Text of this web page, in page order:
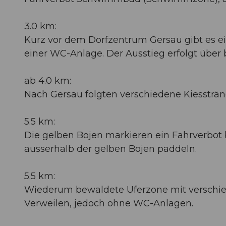
3.0 km:
Kurz vor dem Dorfzentrum Gersau gibt es
einer WC-Anlage. Der Ausstieg erfolgt über
ab 4.0 km:
Nach Gersau folgten verschiedene
5.5 km:
Die gelben Bojen markieren ein
ausserhalb der gelben Bojen paddeln.
5.5 km:
Wiederum bewaldete Uferzone mit
Verweilen, jedoch ohne WC-Anlagen.